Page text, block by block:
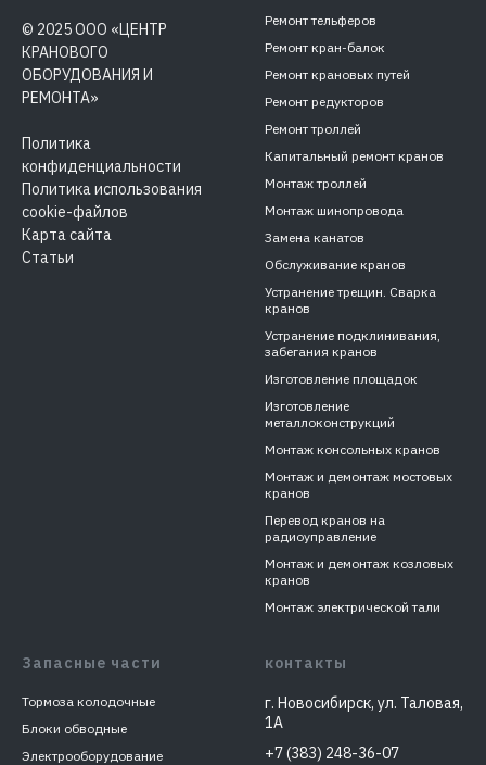
© 2025 ООО «ЦЕНТР
КРАНОВОГО
ОБОРУДОВАНИЯ И
РЕМОНТА»
Политика
конфиденциальности
Политика использования
cookie-файлов
Карта сайта
Статьи
Ремонт тельферов
Ремонт кран-балок
Ремонт крановых путей
Ремонт редукторов
Ремонт троллей
Капитальный ремонт кранов
Монтаж троллей
Монтаж шинопровода
Замена канатов
Обслуживание кранов
Устранение трещин. Сварка
кранов
Устранение подклинивания,
забегания кранов
Изготовление площадок
Изготовление
металлоконструкций
Монтаж консольных кранов
Монтаж и демонтаж мостовых
кранов
Перевод кранов на
радиоуправление
Монтаж и демонтаж козловых
кранов
Монтаж электрической тали
Запасные части
Тормоза колодочные
Блоки обводные
Электрооборудование
контакты
г. Новосибирск, ул. Таловая,
1А
+7 (383) 248-36-07